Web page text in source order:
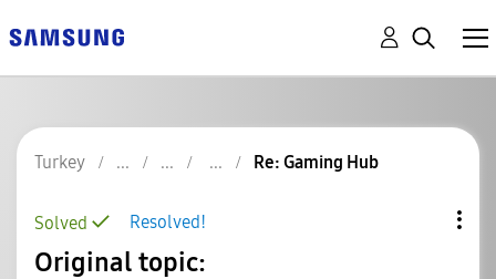
Turkey Re: Gaming Hub
Resolved!
Solved
Original topic: